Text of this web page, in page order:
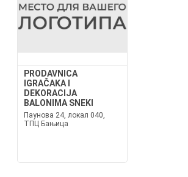
PRODAVNICA
IGRAČAKA I
DEKORACIJA
BALONIMA SNEKI
Паунова 24, локал 040,
ТПЦ Бањица